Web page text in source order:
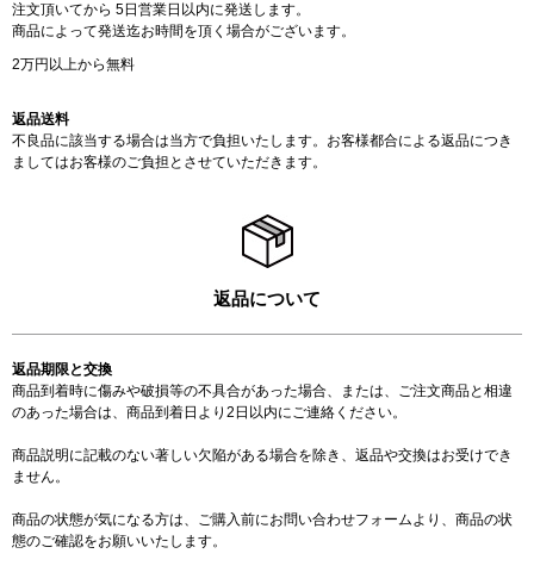
注文頂いてから 5日営業日以内に発送します。
商品によって発送迄お時間を頂く場合がございます。
2万円以上から無料
返品送料
不良品に該当する場合は当方で負担いたします。お客様都合による返品につき
ましてはお客様のご負担とさせていただきます。
返品について
返品期限と交換
商品到着時に傷みや破損等の不具合があった場合、または、ご注文商品と相違
のあった場合は、商品到着日より2日以内にご連絡ください。
商品説明に記載のない著しい欠陥がある場合を除き、返品や交換はお受けでき
ません。
商品の状態が気になる方は、ご購入前にお問い合わせフォームより、商品の状
態のご確認をお願いいたします。